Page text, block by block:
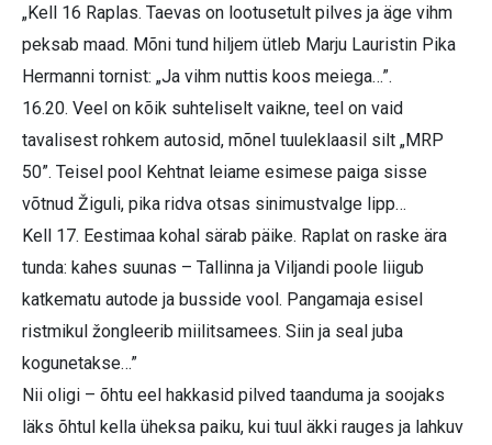
„Kell 16 Raplas. Taevas on lootusetult pilves ja äge vihm
peksab maad. Mõni tund hiljem ütleb Marju Lauristin Pika
Hermanni tornist: „Ja vihm nuttis koos meiega…”.
16.20. Veel on kõik suhteliselt vaikne, teel on vaid
tavalisest rohkem autosid, mõnel tuuleklaasil silt „MRP
50”. Teisel pool Kehtnat leiame esimese paiga sisse
võtnud Žiguli, pika ridva otsas sinimustvalge lipp…
Kell 17. Eestimaa kohal särab päike. Raplat on raske ära
tunda: kahes suunas – Tallinna ja Viljandi poole liigub
katkematu autode ja busside vool. Pangamaja esisel
ristmikul žongleerib miilitsamees. Siin ja seal juba
kogunetakse…”
Nii oligi – õhtu eel hakkasid pilved taanduma ja soojaks
läks õhtul kella üheksa paiku, kui tuul äkki rauges ja lahkuv